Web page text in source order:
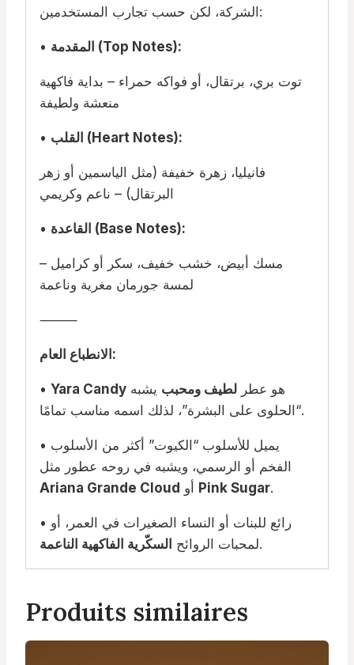
الشركة، لكن حسب تجارب المستخدمين:
• المقدمة (Top Notes):
توت بري، برتقال، أو فواكه حمراء – بداية فاكهية
منعشة ولطيفة
• القلب (Heart Notes):
فانيليا، زهرة خفيفة (مثل الياسمين أو زهر
البرتقال) – ناعم وكريمي
• القاعدة (Base Notes):
مسك أبيض، خشب خفيف، سكر أو كراميل –
لمسة جورمان مغرية وناعمة
⸻
الانطباع العام:
• Yara Candy هو عطر لطيف ومحبب يشبه
“الحلوى على البشرة”، لذلك اسمه مناسب تمامًا.
• يميل للأسلوب “الكيوت” أكثر من الأسلوب
الفخم أو الرسمي، ويشبه في روحه عطور مثل
Ariana Grande Cloud
Pink Sugar.
• رائع للبنات أو النساء الصغيرات في العمر، أو
لمحبات الروائح السكّرية الفاكهية الناعمة .
Produits similaires